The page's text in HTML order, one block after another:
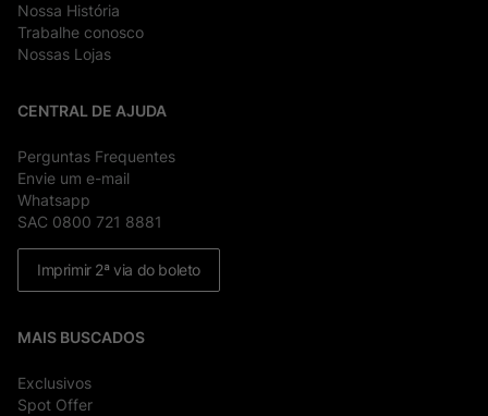
Nossa História
Trabalhe conosco
Nossas Lojas
CENTRAL DE AJUDA
Perguntas Frequentes
Envie um e-mail
Whatsapp
SAC 0800 721 8881
Imprimir 2ª via do boleto
MAIS BUSCADOS
Exclusivos
Spot Offer